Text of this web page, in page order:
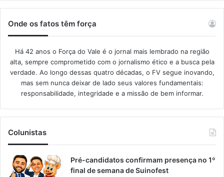
Onde os fatos têm força
Há 42 anos o Força do Vale é o jornal mais lembrado na região
alta, sempre comprometido com o jornalismo ético e a busca pela
verdade. Ao longo dessas quatro décadas, o FV segue inovando,
mas sem nunca deixar de lado seus valores fundamentais:
responsabilidade, integridade e a missão de bem informar.​
Colunistas
Pré-candidatos confirmam presença no 1º
final de semana de Suinofest